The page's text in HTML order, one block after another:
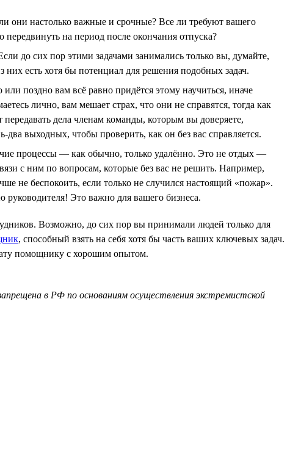
они настолько важные и срочные? Все ли требуют вашего
на период после окончания отпуска?
до сих пор этими задачами занимались только вы, думайте,
есть хотя бы потенциал для решения подобных задач.
поздно вам всё равно придётся этому научиться, иначе
лично, вам мешает страх, что они не справятся, тогда как
дела членам команды, которым вы доверяете,
два выходных, чтобы проверить, как он без вас справляется.
процессы — как обычно, только удалённо. Это не отдых —
с ним по вопросам, которые без вас не решить. Например,
не беспокоить, если только не случился настоящий «пожар».
руководителя! Это важно для вашего бизнеса.
Возможно, до сих пор вы принимали людей только для
, способный взять на себя хотя бы часть ваших ключевых задач.
помощнику с хорошим опытом.
в РФ по основаниям осуществления экстремистской